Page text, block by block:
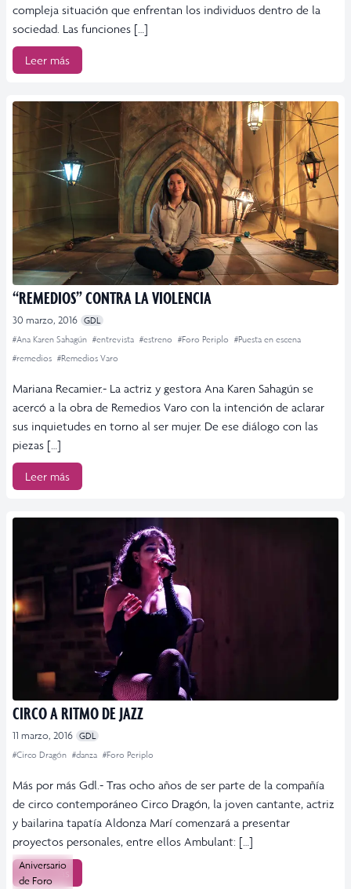
compleja situación que enfrentan los individuos dentro de la
sociedad. Las funciones […]
Leer más
“REMEDIOS” CONTRA LA VIOLENCIA
30 marzo, 2016 GDL
#Ana Karen Sahagún #entrevista #estreno #Foro Periplo #Puesta en escena
#remedios #Remedios Varo
Mariana Recamier.- La actriz y gestora Ana Karen Sahagún se
acercó a la obra de Remedios Varo con la intención de aclarar
sus inquietudes en torno al ser mujer. De ese diálogo con las
piezas […]
Leer más
CIRCO A RITMO DE JAZZ
11 marzo, 2016 GDL
#Circo Dragón #danza #Foro Periplo
Más por más Gdl.- Tras ocho años de ser parte de la compañía
de circo contemporáneo Circo Dragón, la joven cantante, actriz
y bailarina tapatía Aldonza Marí comenzará a presentar
proyectos personales, entre ellos Ambulant: […]
Leer más
Aniversario
de Foro